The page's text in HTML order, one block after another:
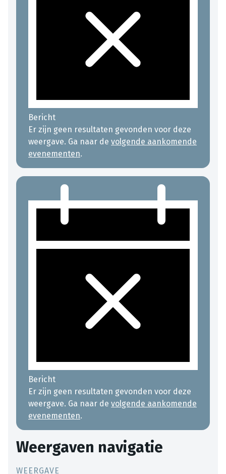
Bericht
Er zijn geen resultaten gevonden voor deze
weergave. Ga naar de volgende aankomende
evenementen.
Bericht
Er zijn geen resultaten gevonden voor deze
weergave. Ga naar de volgende aankomende
evenementen.
Weergaven navigatie